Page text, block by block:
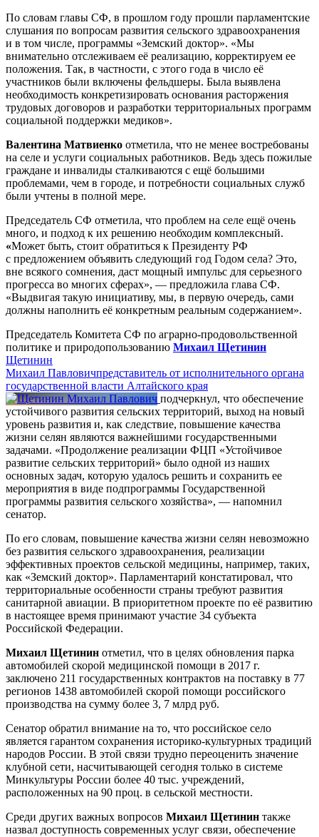
По словам главы СФ, в прошлом году прошли парламентские
слушания по вопросам развития сельского здравоохранения
и в том числе, программы «Земский доктор». «Мы
внимательно отслеживаем её реализацию, корректируем ее
положения. Так, в частности, с этого года в число её
участников были включены фельдшеры. Была выявлена
необходимость конкретизировать основания расторжения
трудовых договоров и разработки территориальных программ
социальной поддержки медиков».
Валентина Матвиенко отметила, что не менее востребованы
на селе и услуги социальных работников. Ведь здесь пожилые
граждане и инвалиды сталкиваются с ещё большими
проблемами, чем в городе, и потребности социальных служб
были учтены в полной мере.
Председатель СФ отметила, что проблем на селе ещё очень
много, и подход к их решению необходим комплексный.
«Может быть, стоит обратиться к Президенту РФ
с предложением объявить следующий год Годом села? Это,
вне всякого сомнения, даст мощный импульс для серьезного
прогресса во многих сферах», — предложила глава СФ.
«Выдвигая такую инициативу, мы, в первую очередь, сами
должны наполнить её конкретным реальным содержанием».
Председатель Комитета СФ по аграрно-продовольственной
политике и природопользованию Михаил Щетинин
Щетинин
Михаил Павловичпредставитель от исполнительного органа
государственной власти Алтайского края
подчеркнул, что обеспечение
устойчивого развития сельских территорий, выход на новый
уровень развития и, как следствие, повышение качества
жизни селян являются важнейшими государственными
задачами. «Продолжение реализации ФЦП «Устойчивое
развитие сельских территорий» было одной из наших
основных задач, которую удалось решить и сохранить ее
мероприятия в виде подпрограммы Государственной
программы развития сельского хозяйства», — напомнил
сенатор.
По его словам, повышение качества жизни селян невозможно
без развития сельского здравоохранения, реализации
эффективных проектов сельской медицины, например, таких,
как «Земский доктор». Парламентарий констатировал, что
территориальные особенности страны требуют развития
санитарной авиации. В приоритетном проекте по её развитию
в настоящее время принимают участие 34 субъекта
Российской Федерации.
Михаил Щетинин отметил, что в целях обновления парка
автомобилей скорой медицинской помощи в 2017 г.
заключено 211 государственных контрактов на поставку в 77
регионов 1438 автомобилей скорой помощи российского
производства на сумму более 3, 7 млрд руб.
Сенатор обратил внимание на то, что российское село
является гарантом сохранения историко-культурных традиций
народов России. В этой связи трудно переоценить значение
клубной сети, насчитывающей сегодня только в системе
Минкультуры России более 40 тыс. учреждений,
расположенных на 90 проц. в сельской местности.
Среди других важных вопросов Михаил Щетинин также
назвал доступность современных услуг связи, обеспечение